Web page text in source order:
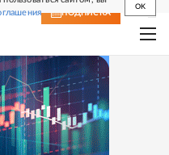
OK
ПОДПИСКА